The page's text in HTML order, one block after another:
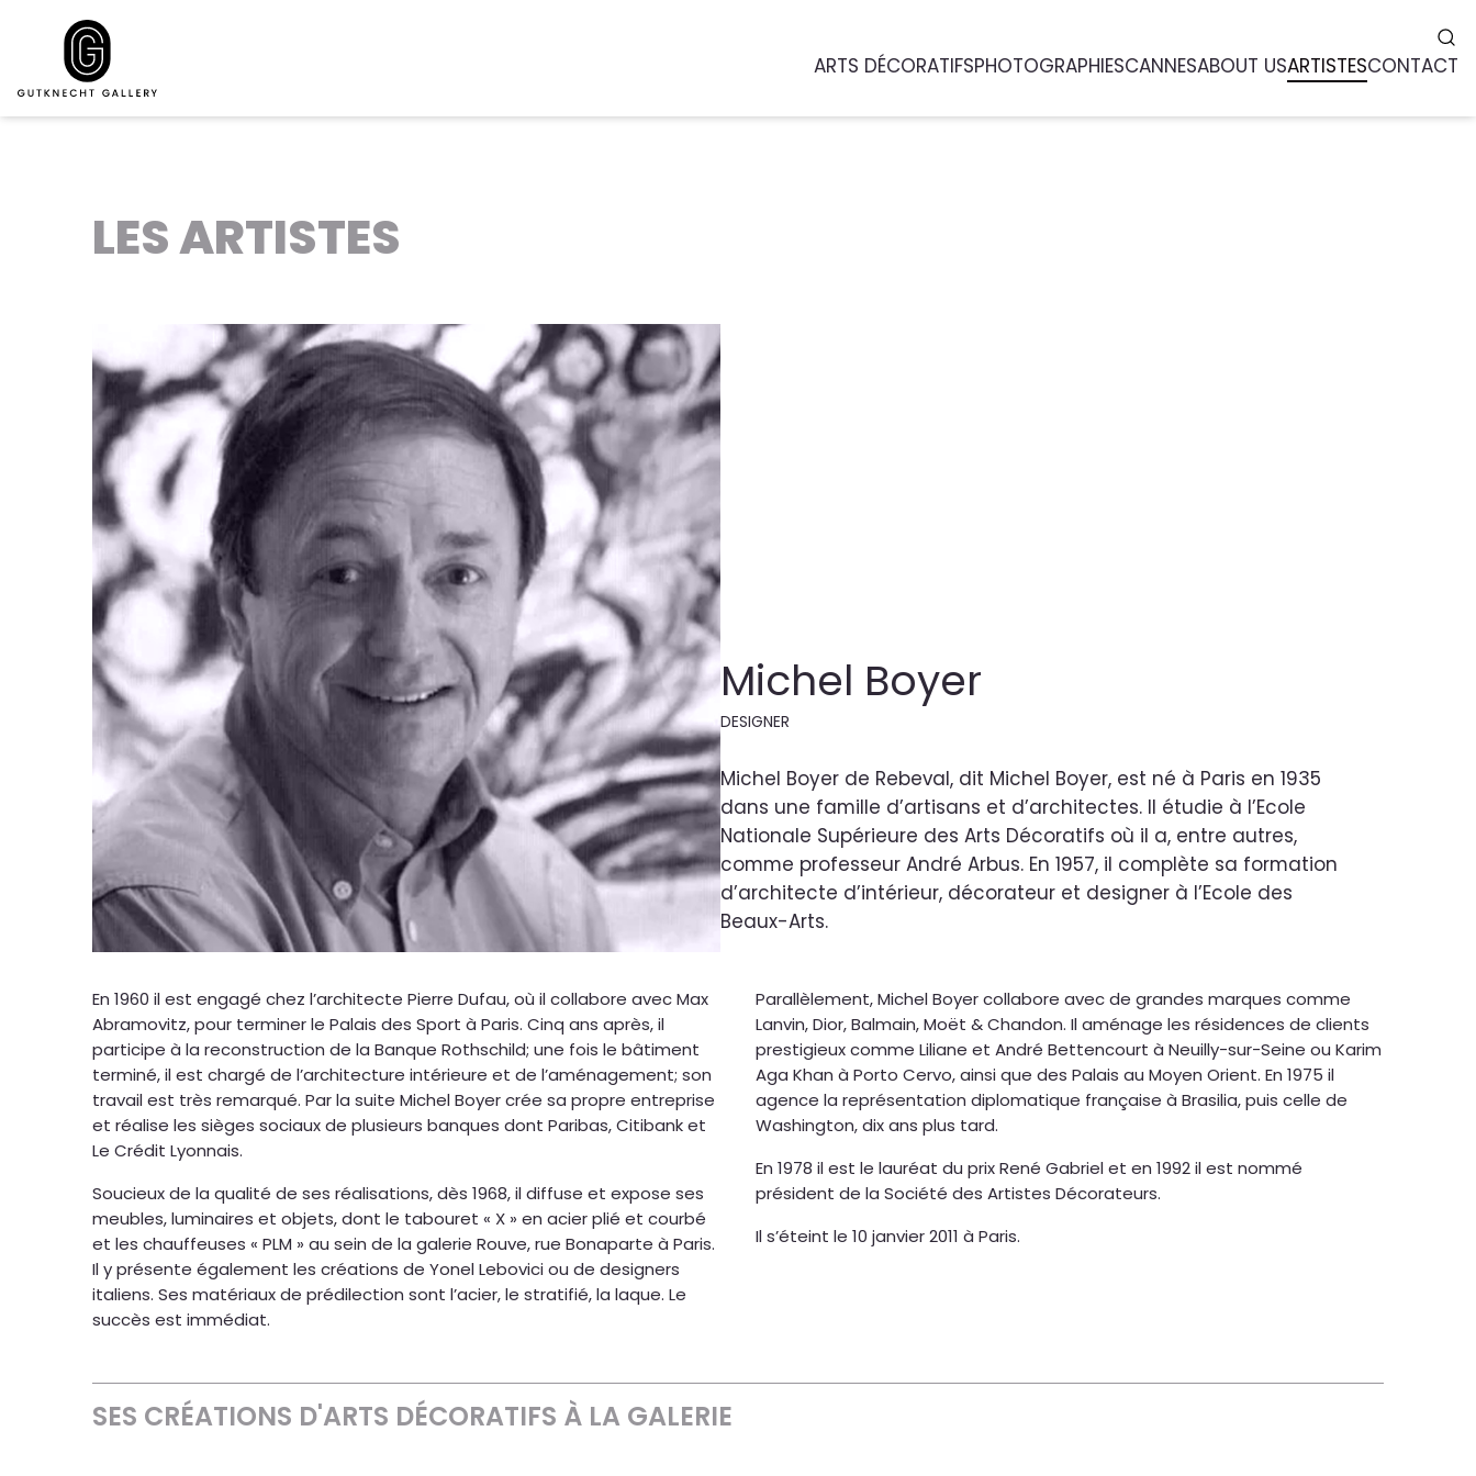
LES ARTISTES
Michel Boyer
DESIGNER
Michel Boyer de Rebeval, dit Michel Boyer, est né à Paris en 1935
dans une famille d’artisans et d’architectes. Il étudie à l’Ecole
Nationale Supérieure des Arts Décoratifs où il a, entre autres,
comme professeur André Arbus. En 1957, il complète sa formation
d’architecte d’intérieur, décorateur et designer à l’Ecole des
Beaux-Arts.
En 1960 il est engagé chez l’architecte Pierre Dufau, où il collabore avec Max
Abramovitz, pour terminer le Palais des Sport à Paris. Cinq ans après, il
participe à la reconstruction de la Banque Rothschild; une fois le bâtiment
terminé, il est chargé de l’architecture intérieure et de l’aménagement; son
travail est très remarqué. Par la suite Michel Boyer crée sa propre entreprise
et réalise les sièges sociaux de plusieurs banques dont Paribas, Citibank et
Le Crédit Lyonnais.
Soucieux de la qualité de ses réalisations, dès 1968, il diffuse et expose ses
meubles, luminaires et objets, dont le tabouret « X » en acier plié et courbé
et les chauffeuses « PLM » au sein de la galerie Rouve, rue Bonaparte à Paris.
Il y présente également les créations de Yonel Lebovici ou de designers
italiens. Ses matériaux de prédilection sont l’acier, le stratifié, la laque. Le
succès est immédiat.
Parallèlement, Michel Boyer collabore avec de grandes marques comme
Lanvin, Dior, Balmain, Moët & Chandon. Il aménage les résidences de clients
prestigieux comme Liliane et André Bettencourt à Neuilly-sur-Seine ou Karim
Aga Khan à Porto Cervo, ainsi que des Palais au Moyen Orient. En 1975 il
agence la représentation diplomatique française à Brasilia, puis celle de
Washington, dix ans plus tard.
En 1978 il est le lauréat du prix René Gabriel et en 1992 il est nommé
président de la Société des Artistes Décorateurs.
Il s’éteint le 10 janvier 2011 à Paris.
SES CRÉATIONS D'ARTS DÉCORATIFS À LA GALERIE
ARTS DÉCORATIFSPHOTOGRAPHIESCANNESABOUT USARTISTESCONTACT